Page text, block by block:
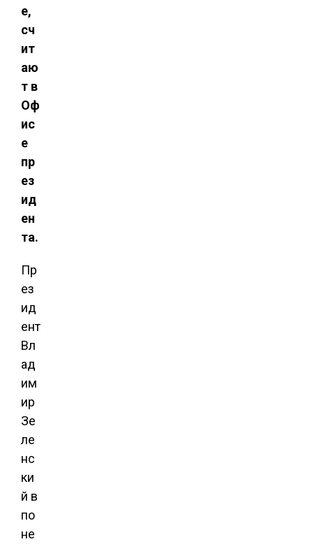
е,
сч
ит
аю
т в
Оф
ис
е
пр
ез
ид
ен
та.
Пр
ез
ид
ент
Вл
ад
им
ир
Зе
ле
нс
ки
й в
по
не